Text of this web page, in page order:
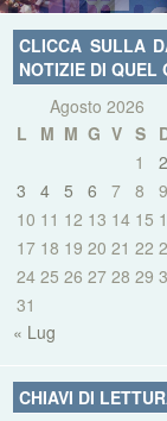
CLICCA SULLA
NOTIZIE DI QUEL
Agosto 2026
L
M M G V S
1
2
3
4 5 6 7 8
9
10 11 12 13 14 15
17 18 19 20 21 22
24 25 26 27 28 29
31
« Lug
CHIAVI DI